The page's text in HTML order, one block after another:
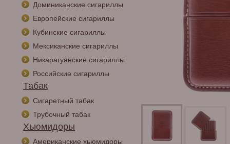
Доминиканские сигариллы
Европейские сигариллы
Кубинские сигариллы
Мексиканские сигариллы
Никарагуанские сигариллы
Российские сигариллы
Табак
Сигаретный табак
Трубочный табак
Хьюмидоры
Американские хьюмидоры